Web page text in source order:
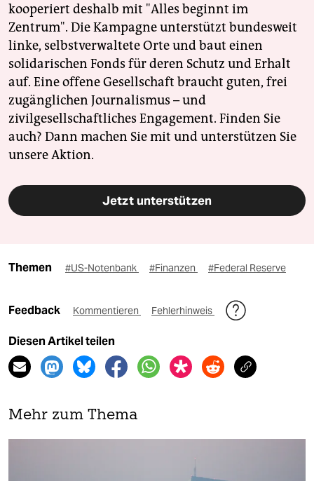
kooperiert deshalb mit "Alles beginnt im
Zentrum". Die Kampagne unterstützt bundesweit
linke, selbstverwaltete Orte und baut einen
solidarischen Fonds für deren Schutz und Erhalt
auf. Eine offene Gesellschaft braucht guten, frei
zugänglichen Journalismus – und
zivilgesellschaftliches Engagement. Finden Sie
auch? Dann machen Sie mit und unterstützen Sie
unsere Aktion.
Jetzt unterstützen
Themen #US-Notenbank #Finanzen #Federal Reserve
Feedback Kommentieren Fehlerhinweis
Diesen Artikel teilen
Mehr zum Thema